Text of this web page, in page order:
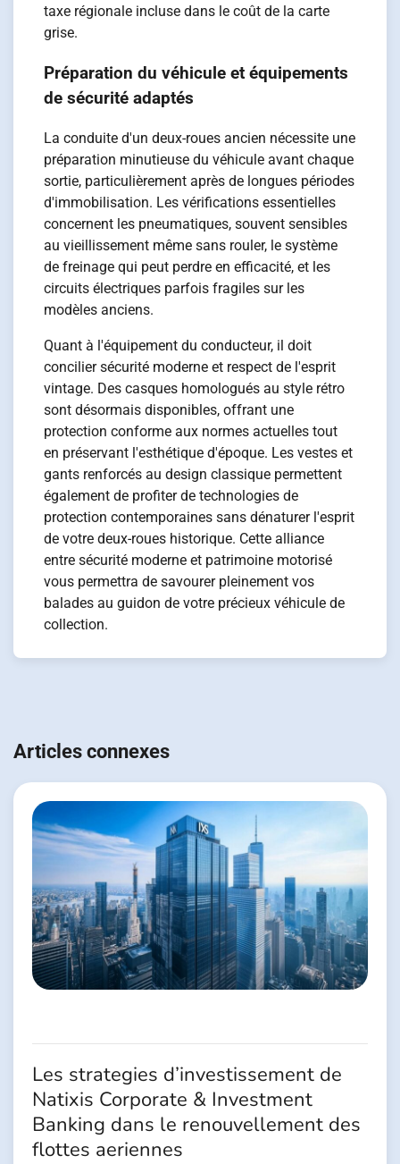
taxe régionale incluse dans le coût de la carte
grise.
Préparation du véhicule et équipements
de sécurité adaptés
La conduite d'un deux-roues ancien nécessite une
préparation minutieuse du véhicule avant chaque
sortie, particulièrement après de longues périodes
d'immobilisation. Les vérifications essentielles
concernent les pneumatiques, souvent sensibles
au vieillissement même sans rouler, le système
de freinage qui peut perdre en efficacité, et les
circuits électriques parfois fragiles sur les
modèles anciens.
Quant à l'équipement du conducteur, il doit
concilier sécurité moderne et respect de l'esprit
vintage. Des casques homologués au style rétro
sont désormais disponibles, offrant une
protection conforme aux normes actuelles tout
en préservant l'esthétique d'époque. Les vestes et
gants renforcés au design classique permettent
également de profiter de technologies de
protection contemporaines sans dénaturer l'esprit
de votre deux-roues historique. Cette alliance
entre sécurité moderne et patrimoine motorisé
vous permettra de savourer pleinement vos
balades au guidon de votre précieux véhicule de
collection.
de
Articles connexes
Les strategies d’investissement de
Natixis Corporate & Investment
Banking dans le renouvellement des
flottes aeriennes